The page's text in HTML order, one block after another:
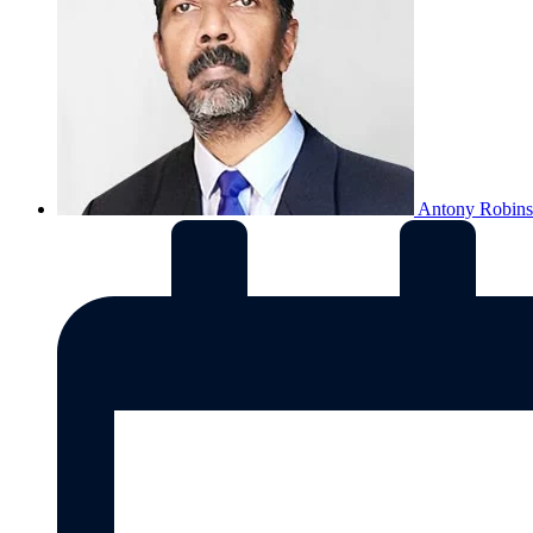
Antony